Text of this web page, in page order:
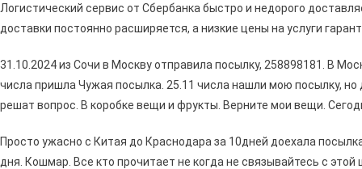
Логистический сервис от Сбербанка быстро и недорого
доставки постоянно расширяется, а низкие цены на услуги
31.10.2024 из Сочи в Москву отправила посылку, 258898181. В
числа пришла Чужая посылка. 25.11 числа нашли мою посылку,
решат вопрос. В коробке вещи и фрукты. Верните мои вещи.
Просто ужасно с Китая до Краснодара за 10дней доехала
дня. Кошмар. Все кто прочитает не когда не связывайтесь с